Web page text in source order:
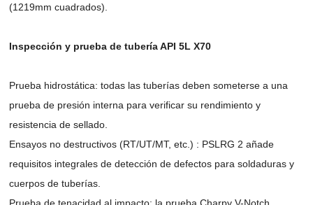
(1219mm cuadrados).
Inspección y prueba de tubería API 5L X70
Prueba hidrostática: todas las tuberías deben someterse a una
prueba de presión interna para verificar su rendimiento y
resistencia de sellado.
Ensayos no destructivos (RT/UT/MT, etc.) : PSLRG 2 añade
requisitos integrales de detección de defectos para soldaduras y
cuerpos de tuberías.